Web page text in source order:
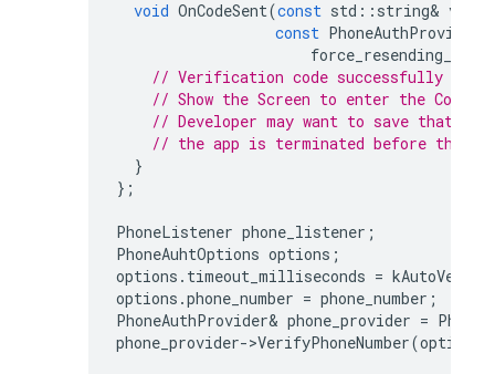
void OnCodeSent(const std :: string&
const PhoneAuthProvider
force_resending_token
// Verification code successfully sent
// Show the Screen to enter the Code.
// Developer may want to save that
// the app is terminated before the
}
};
PhoneListener phone_listener ;
PhoneAuhtOptions options ;
options . timeout_milliseconds =
options .phone_number = phone_number ;
PhoneAuthProvider& phone_provider =
phone_provider->VerifyPhoneNumber(options